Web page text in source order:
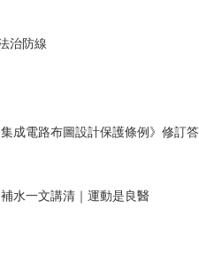
治防線
成電路布圖設計保護條例》修訂
水一文講清｜運動是良醫